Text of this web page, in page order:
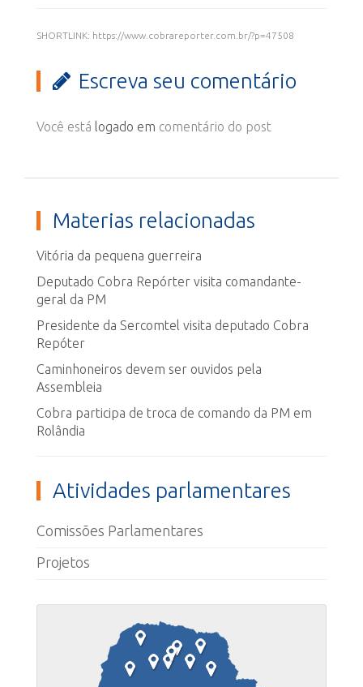
SHORTLINK: https://www.cobrareporter.com.br/?p=47508
Escreva seu comentário
Você está logado em comentário do post
Materias relacionadas
Vitória da pequena guerreira
Deputado Cobra Repórter visita comandante-
geral da PM
Presidente da Sercomtel visita deputado Cobra
Repóter
Caminhoneiros devem ser ouvidos pela
Assembleia
Cobra participa de troca de comando da PM em
Rolândia
Atividades parlamentares
Comissões Parlamentares
Projetos